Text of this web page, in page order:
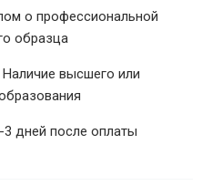
о профессиональной
образца
Наличие высшего или
3 дней после оплаты